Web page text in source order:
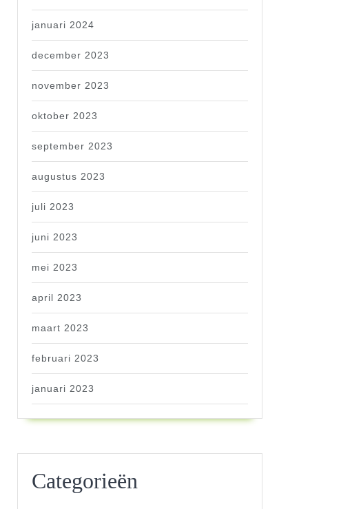
januari 2024
december 2023
november 2023
oktober 2023
september 2023
augustus 2023
juli 2023
juni 2023
mei 2023
april 2023
maart 2023
februari 2023
januari 2023
Categorieën